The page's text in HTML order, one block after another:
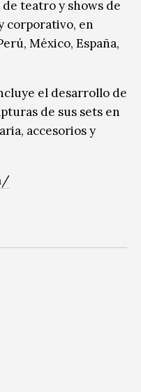
teatro y shows de
corporativo, en
México, España,
el desarrollo de
de sus sets en
accesorios y